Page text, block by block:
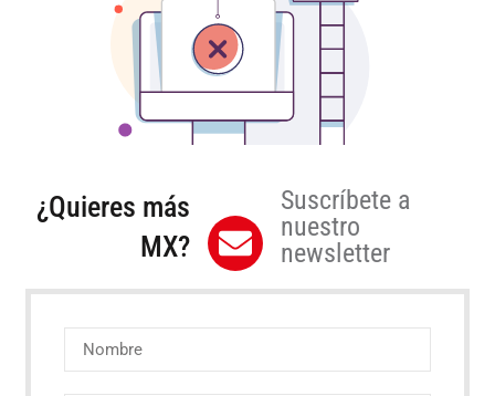
¿Quieres más
MX?
Suscríbete a
nuestro
newsletter